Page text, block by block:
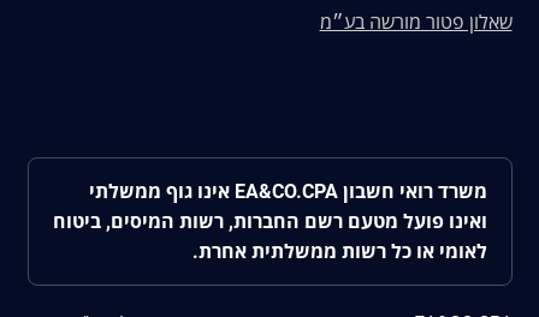
שאלון פטור מורשה בע״מ
משרד רואי חשבון EA&CO.CPA אינו גוף ממשלתי
ואינו פועל מטעם רשם החברות, רשות המיסים, ביטוח
לאומי או כל רשות ממשלתית אחרת.